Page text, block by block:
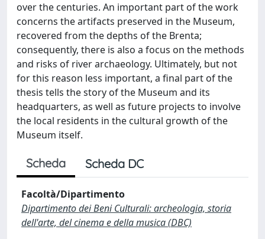
over the centuries. An important part of the work
concerns the artifacts preserved in the Museum,
recovered from the depths of the Brenta;
consequently, there is also a focus on the methods
and risks of river archaeology. Ultimately, but not
for this reason less important, a final part of the
thesis tells the story of the Museum and its
headquarters, as well as future projects to involve
the local residents in the cultural growth of the
Museum itself.
Scheda Scheda DC
Facoltà/Dipartimento
Dipartimento dei Beni Culturali: archeologia, storia
dell'arte, del cinema e della musica (DBC)